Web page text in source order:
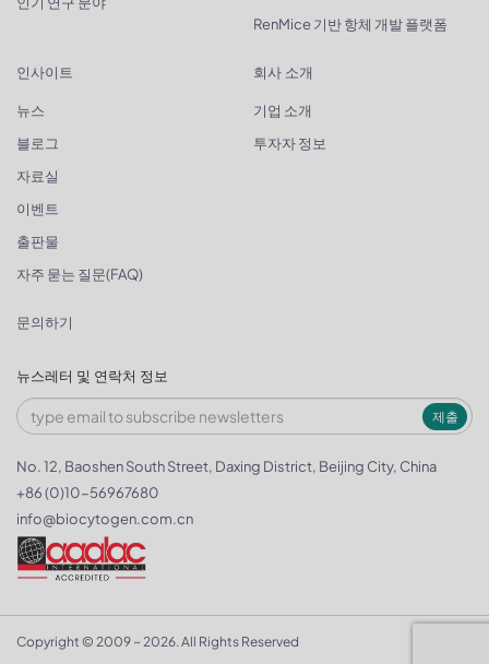
RenMice 기반 항체 개발 플랫폼
인사이트
뉴스
블로그
자료실
이벤트
출판물
자주 묻는 질문(FAQ)
회사 소개
기업 소개
투자자 정보
문의하기
뉴스레터 및 연락처 정보
제출
No. 12, Baoshen South Street, Daxing District, Beijing City, China
+86 (0)10-56967680
info@biocytogen.com.cn
Copyright © 2009 ~ 2026. All Rights Reserved